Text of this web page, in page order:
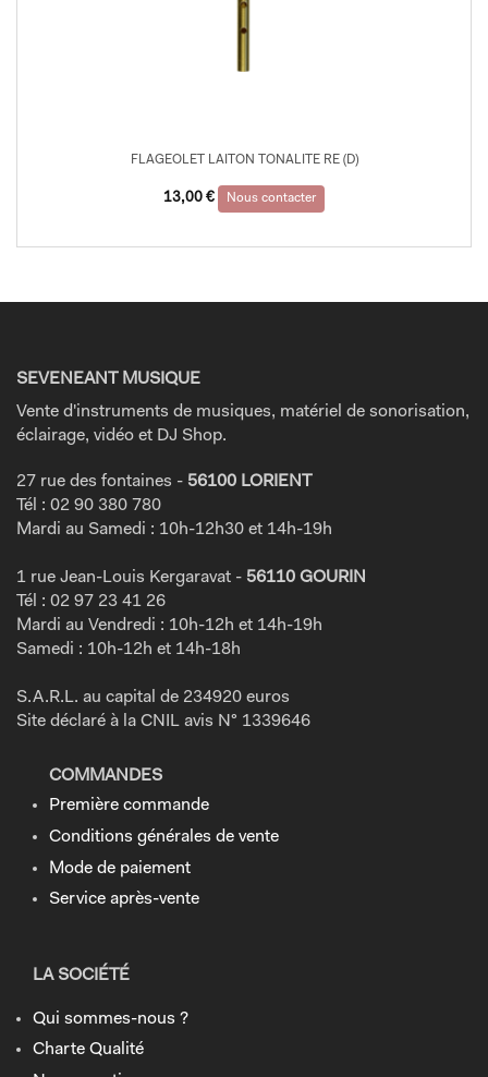
FLAGEOLET LAITON TONALITE RE (D)
13,00 € Nous contacter
SEVENEANT MUSIQUE
Vente d'instruments de musiques, matériel de sonorisation,
éclairage, vidéo et DJ Shop.
27 rue des fontaines - 56100 LORIENT
Tél : 02 90 380 780
Mardi au Samedi : 10h-12h30 et 14h-19h
1 rue Jean-Louis Kergaravat - 56110 GOURIN
Tél : 02 97 23 41 26
Mardi au Vendredi : 10h-12h et 14h-19h
Samedi : 10h-12h et 14h-18h
S.A.R.L. au capital de 234920 euros
Site déclaré à la CNIL avis N° 1339646
COMMANDES
Première commande
Conditions générales de vente
Mode de paiement
Service après-vente
LA SOCIÉTÉ
Qui sommes-nous ?
Charte Qualité